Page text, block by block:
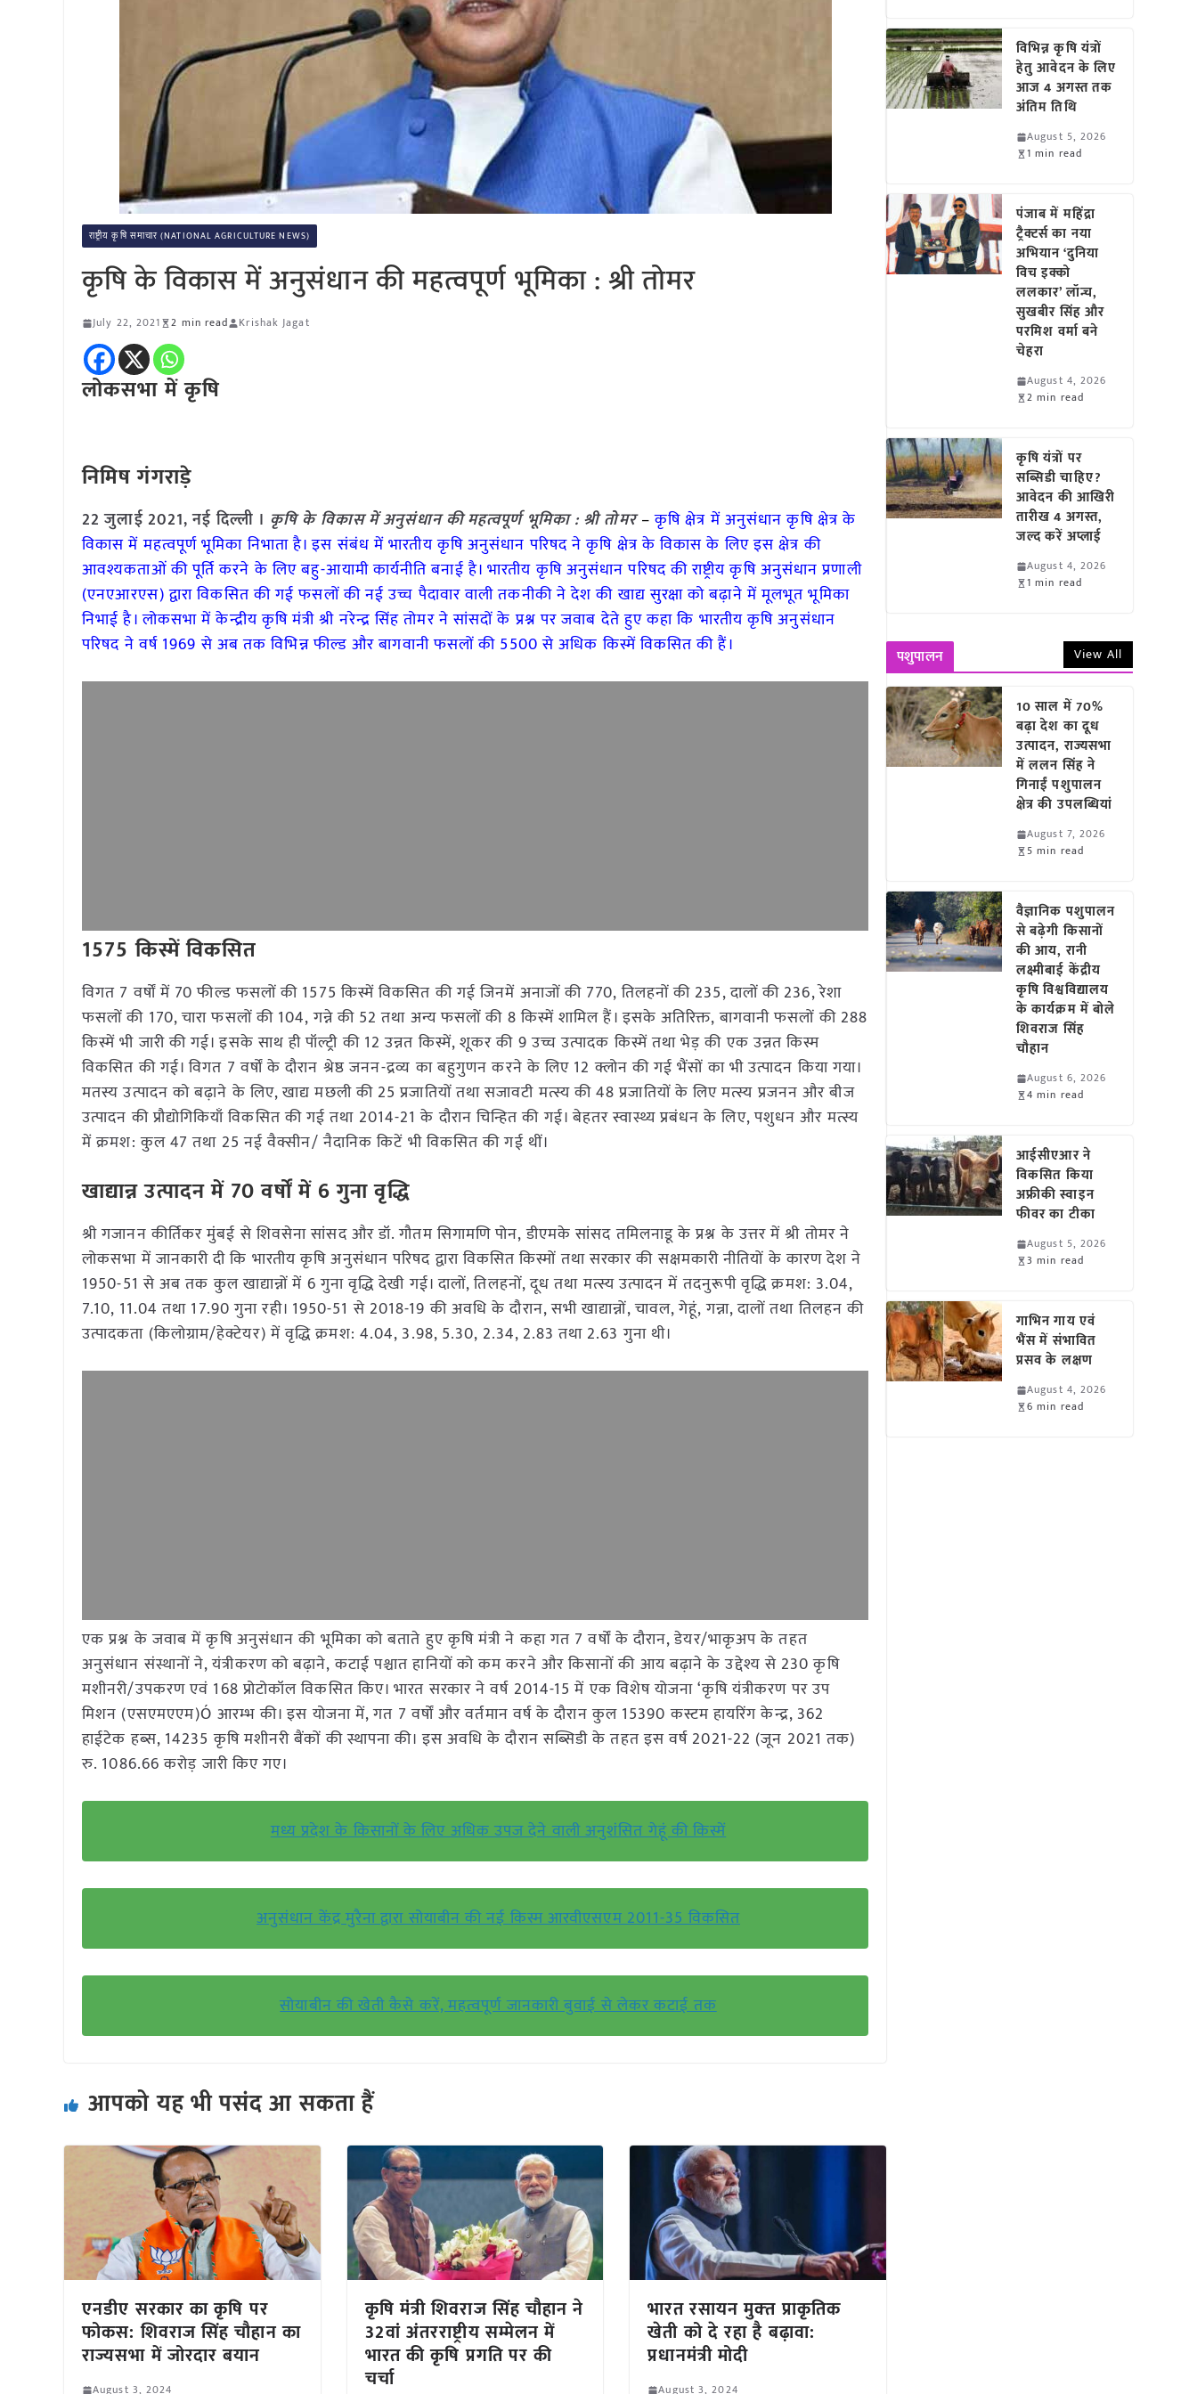
राष्ट्रीय कृषि समाचार (NATIONAL AGRICULTURE NEWS)
कृषि के विकास में अनुसंधान की महत्वपूर्ण भूमिका : श्री तोमर
July 22, 2021 2 min read Krishak Jagat
लोकसभा में कृषि
निमिष गंगराड़े
22 जुलाई 2021, नई दिल्ली । कृषि के विकास में अनुसंधान की महत्वपूर्ण भूमिका : श्री तोमर –कृषि क्षेत्र में अनुसंधान कृषि क्षेत्र के
विकास में महत्वपूर्ण भूमिका निभाता है। इस संबंध में भारतीय कृषि अनुसंधान परिषद ने कृषि क्षेत्र के विकास के लिए इस क्षेत्र की
आवश्यकताओं की पूर्ति करने के लिए बहु-आयामी कार्यनीति बनाई है। भारतीय कृषि अनुसंधान परिषद की राष्ट्रीय कृषि अनुसंधान प्रणाली
(एनएआरएस) द्वारा विकसित की गई फसलों की नई उच्च पैदावार वाली तकनीकी ने देश की खाद्य सुरक्षा को बढ़ाने में मूलभूत भूमिका
निभाई है। लोकसभा में केन्द्रीय कृषि मंत्री श्री नरेन्द्र सिंह तोमर ने सांसदों के प्रश्न पर जवाब देते हुए कहा कि भारतीय कृषि अनुसंधान
परिषद ने वर्ष 1969 से अब तक विभिन्न फील्ड और बागवानी फसलों की 5500 से अधिक किस्में विकसित की हैं।
1575 किस्में विकसित
विगत 7 वर्षों में 70 फील्ड फसलों की 1575 किस्में विकसित की गई जिनमें अनाजों की 770, तिलहनों की 235, दालों की 236, रेशा
फसलों की 170, चारा फसलों की 104, गन्ने की 52 तथा अन्य फसलों की 8 किस्में शामिल हैं। इसके अतिरिक्त, बागवानी फसलों की 288
किस्में भी जारी की गई। इसके साथ ही पॉल्ट्री की 12 उन्नत किस्में, शूकर की 9 उच्च उत्पादक किस्में तथा भेड़ की एक उन्नत किस्म
विकसित की गई। विगत 7 वर्षों के दौरान श्रेष्ठ जनन-द्रव्य का बहुगुणन करने के लिए 12 क्लोन की गई भैंसों का भी उत्पादन किया गया।
मतस्य उत्पादन को बढ़ाने के लिए, खाद्य मछली की 25 प्रजातियों तथा सजावटी मत्स्य की 48 प्रजातियों के लिए मत्स्य प्रजनन और बीज
उत्पादन की प्रौद्योगिकियाँ विकसित की गई तथा 2014-21 के दौरान चिन्हित की गई। बेहतर स्वास्थ्य प्रबंधन के लिए, पशुधन और मत्स्य
में क्रमश: कुल 47 तथा 25 नई वैक्सीन/ नैदानिक किटें भी विकसित की गई थीं।
खाद्यान्न उत्पादन में 70 वर्षों में 6 गुना वृद्धि
श्री गजानन कीर्तिकर मुंबई से शिवसेना सांसद और डॉ. गौतम सिगामणि पोन, डीएमके सांसद तमिलनाडू के प्रश्न के उत्तर में श्री तोमर ने
लोकसभा में जानकारी दी कि भारतीय कृषि अनुसंधान परिषद द्वारा विकसित किस्मों तथा सरकार की सक्षमकारी नीतियों के कारण देश ने
1950-51 से अब तक कुल खाद्यान्नों में 6 गुना वृद्धि देखी गई। दालों, तिलहनों, दूध तथा मत्स्य उत्पादन में तदनुरूपी वृद्धि क्रमश: 3.04,
7.10, 11.04 तथा 17.90 गुना रही। 1950-51 से 2018-19 की अवधि के दौरान, सभी खाद्यान्नों, चावल, गेहूं, गन्ना, दालों तथा तिलहन की
उत्पादकता (किलोग्राम/हेक्टेयर) में वृद्धि क्रमश: 4.04, 3.98, 5.30, 2.34, 2.83 तथा 2.63 गुना थी।
एक प्रश्न के जवाब में कृषि अनुसंधान की भूमिका को बताते हुए कृषि मंत्री ने कहा गत 7 वर्षों के दौरान, डेयर/भाकृअप के तहत
अनुसंधान संस्थानों ने, यंत्रीकरण को बढ़ाने, कटाई पश्चात हानियों को कम करने और किसानों की आय बढ़ाने के उद्देश्य से 230 कृषि
मशीनरी/उपकरण एवं 168 प्रोटोकॉल विकसित किए। भारत सरकार ने वर्ष 2014-15 में एक विशेष योजना ‘कृषि यंत्रीकरण पर उप
मिशन (एसएमएएम)Ó आरम्भ की। इस योजना में, गत 7 वर्षों और वर्तमान वर्ष के दौरान कुल 15390 कस्टम हायरिंग केन्द्र, 362
हाईटेक हब्स, 14235 कृषि मशीनरी बैंकों की स्थापना की। इस अवधि के दौरान सब्सिडी के तहत इस वर्ष 2021-22 (जून 2021 तक)
रु. 1086.66 करोड़ जारी किए गए।
मध्य प्रदेश के किसानों के लिए अधिक उपज देने वाली अनुशंसित गेहूं की किस्में
अनुसंधान केंद्र मुरैना द्वारा सोयाबीन की नई किस्म आरवीएसएम 2011-35 विकसित
सोयाबीन की खेती कैसे करें, महत्वपूर्ण जानकारी बुवाई से लेकर कटाई तक
आपको यह भी पसंद आ सकता हैं
एनडीए सरकार का कृषि पर
फोकस: शिवराज सिंह चौहान का
राज्यसभा में जोरदार बयान
August 3, 2024
कृषि मंत्री शिवराज सिंह चौहान ने
32वां अंतरराष्ट्रीय सम्मेलन में
भारत की कृषि प्रगति पर की
चर्चा
भारत रसायन मुक्‍त प्राकृतिक
खेती को दे रहा है बढ़ावा:
प्रधानमंत्री मोदी
August 3, 2024
विभिन्न कृषि यंत्रों
हेतु आवेदन के लिए
आज 4 अगस्त तक
अंतिम तिथि
August 5, 2026
1 min read
पंजाब में महिंद्रा
ट्रैक्टर्स का नया
अभियान ‘दुनिया
विच इक्को
ललकार’ लॉन्च,
सुखबीर सिंह और
परमिश वर्मा बने
चेहरा
August 4, 2026
2 min read
कृषि यंत्रों पर
सब्सिडी चाहिए?
आवेदन की आखिरी
तारीख 4 अगस्त,
जल्द करें अप्लाई
August 4, 2026
1 min read
पशुपालन View All
10 साल में 70%
बढ़ा देश का दूध
उत्पादन, राज्यसभा
में ललन सिंह ने
गिनाईं पशुपालन
क्षेत्र की उपलब्धियां
August 7, 2026
5 min read
वैज्ञानिक पशुपालन
से बढ़ेगी किसानों
की आय, रानी
लक्ष्मीबाई केंद्रीय
कृषि विश्वविद्यालय
के कार्यक्रम में बोले
शिवराज सिंह
चौहान
August 6, 2026
4 min read
आईसीएआर ने
विकसित किया
अफ्रीकी स्वाइन
फीवर का टीका
August 5, 2026
3 min read
गाभिन गाय एवं
भैंस में संभावित
प्रसव के लक्षण
August 4, 2026
6 min read